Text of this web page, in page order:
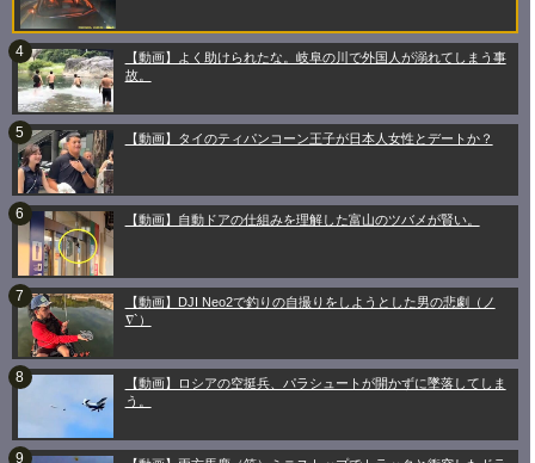
【動画】よく助けられたな。岐阜の川で外国人が溺れてしまう事
故。
【動画】タイのティパンコーン王子が日本人女性とデートか？
【動画】自動ドアの仕組みを理解した富山のツバメが賢い。
【動画】DJI Neo2で釣りの自撮りをしようとした男の悲劇（ノ
∇`）
【動画】ロシアの空挺兵、パラシュートが開かずに墜落してしま
う。